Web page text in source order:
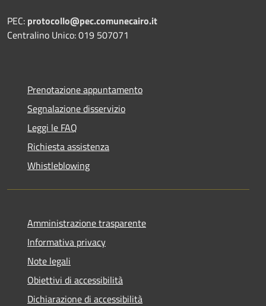
PEC: protocollo@pec.comunecairo.it
Centralino Unico: 019 507071
Prenotazione appuntamento
Segnalazione disservizio
Leggi le FAQ
Richiesta assistenza
Whistleblowing
Amministrazione trasparente
Informativa privacy
Note legali
Obiettivi di accessibilità
Dichiarazione di accessibilità